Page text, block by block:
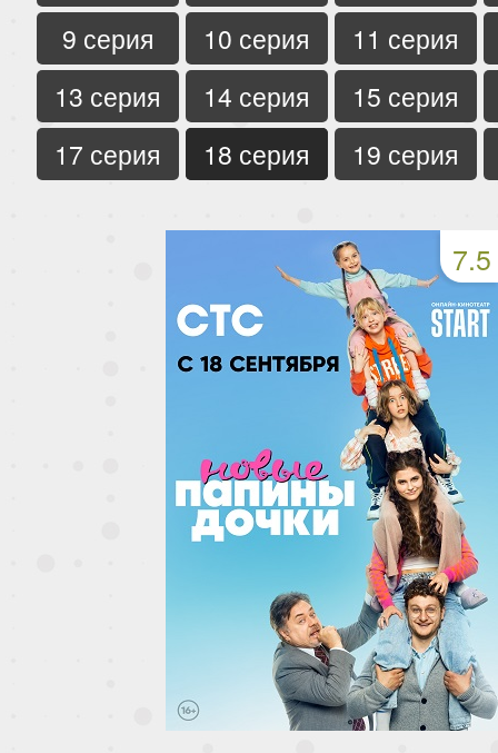
9 серия
10 серия
11 серия
13 серия
14 серия
15 серия
17 серия
18 серия 19 серия
7.5